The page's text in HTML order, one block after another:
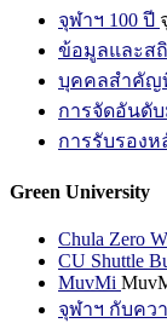
จุฬาฯ 100 ปี
ข้อมูลและส
บุคคลสำคัญ
การจัดอันดั
การรับรองห
Green University
Chula Zero
CU Shuttle
MuvMi
จุฬาฯ กับคว